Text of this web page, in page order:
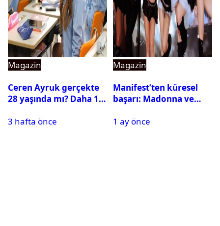
Magazin
Ceren Ayruk gerçekte
28 yaşında mı? Daha 17
3 hafta önce
Magazin
Manifest’ten küresel
başarı: Madonna ve
bıraktı
1 ay önce